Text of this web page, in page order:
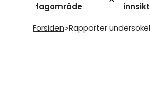
fagområde
innsikt
Forsiden>